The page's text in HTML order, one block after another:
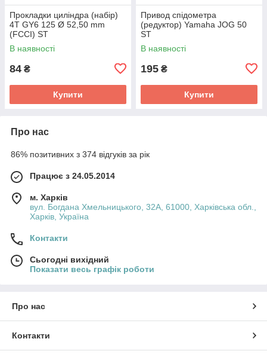
Прокладки циліндра (набір)
4T GY6 125 Ø 52,50 mm
(FCCI) ST
В наявності
84 ₴
Купити
Привод спідометра
(редуктор) Yamaha JOG 50
ST
В наявності
195 ₴
Купити
Про нас
86% позитивних з 374 відгуків за рік
Працює з 24.05.2014
м. Харків
вул. Богдана Хмельницького, 32А, 61000, Харківська обл.,
Харків, Україна
Контакти
Сьогодні вихідний
Показати весь графік роботи
Про нас
Контакти